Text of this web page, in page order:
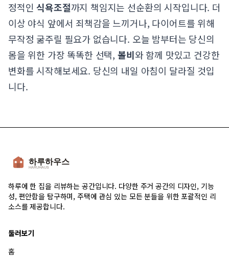
정적인식욕조절까지 책임지는 선순환의 시작입니다. 더
이상 야식 앞에서 죄책감을 느끼거나, 다이어트를 위해
무작정 굶주릴 필요가 없습니다. 오늘 밤부터는 당신의
몸을 위한 가장 똑똑한 선택, 볼비와 함께 맛있고 건강한
변화를 시작해보세요. 당신의 내일 아침이 달라질 것입
니다.
하루에 한 집을 리뷰하는 공간입니다. 다양한 주거 공간의 디자인, 기능
성, 편안함을 탐구하며, 주택에 관심 있는 모든 분들을 위한 포괄적인 리
소스를 제공합니다.
둘러보기
홈